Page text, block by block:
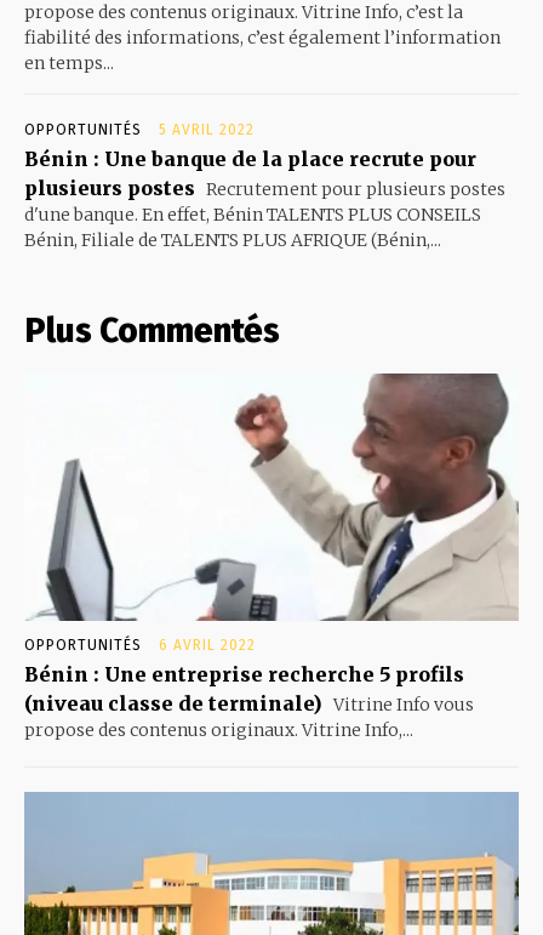
propose des contenus originaux. Vitrine Info, c’est la
fiabilité des informations, c’est également l’information
en temps...
OPPORTUNITÉS 5 AVRIL 2022
Bénin : Une banque de la place recrute pour
plusieurs postes Recrutement pour plusieurs postes
d'une banque. En effet, Bénin TALENTS PLUS CONSEILS
Bénin, Filiale de TALENTS PLUS AFRIQUE (Bénin,...
Plus Commentés
OPPORTUNITÉS 6 AVRIL 2022
Bénin : Une entreprise recherche 5 profils
(niveau classe de terminale) Vitrine Info vous
propose des contenus originaux. Vitrine Info,...